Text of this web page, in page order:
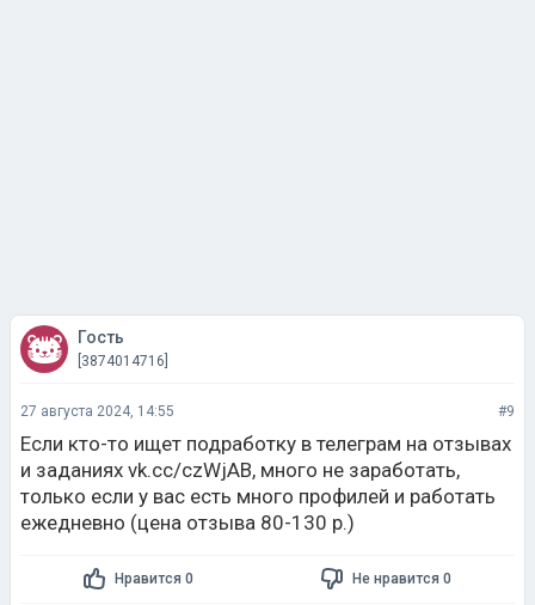
Гость
[3874014716]
27 августа 2024, 14:55 #9
Если кто-то ищет подработку в телеграм на отзывах
и заданиях vk.cc/czWjAB, много не заработать,
только если у вас есть много профилей и работать
ежедневно (цена отзыва 80-130 р.)
Нравится 0 Не нравится 0